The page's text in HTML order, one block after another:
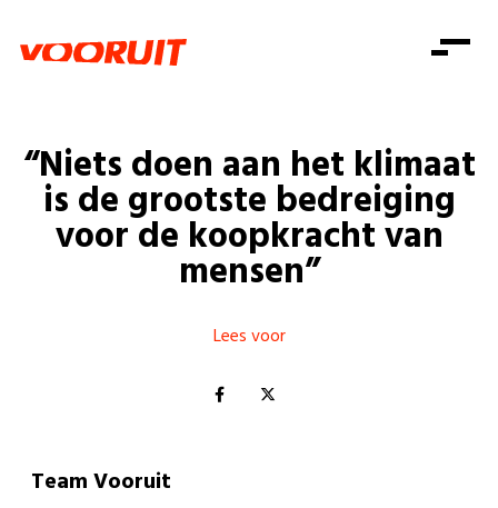
Zorg
Gelijke kansen
Welzijn
Kinderen en jongeren
Onze mensen
Standpunten
Vacatures
Doe mee
Doe mee
Word lid
Shop
Zoeken
Login
Login
“Niets doen aan het klimaat
is de grootste bedreiging
voor de koopkracht van
mensen”
Lees voor
Team Vooruit